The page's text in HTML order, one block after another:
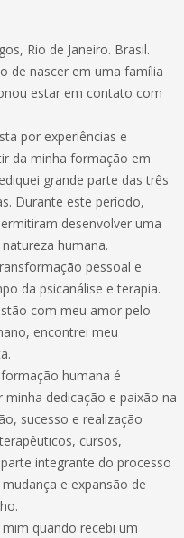
Rio de Janeiro. Brasil.
de nascer em uma família
estar em contato com
por experiências e
da minha formação em
grande parte das três
Durante este período,
desenvolver uma
humana.
pessoal e
da psicanálise e terapia.
com meu amor pelo
encontrei meu
humana é
dedicação e paixão na
sucesso e realização
cursos,
integrante do processo
e expansão de
quando recebi um